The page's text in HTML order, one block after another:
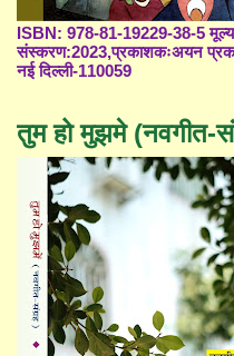
ISBN: 978-81-19229-38-5
संस्करण:2023,प्रकाशकःअयन
नई दिल्ली-110059
तुम हो मुझमे (नवगीत-